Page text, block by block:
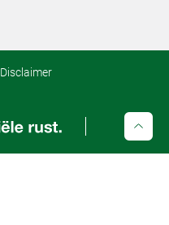
Disclaimer